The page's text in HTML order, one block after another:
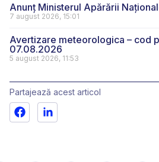
Anunț Ministerul Apărării
7 august 2026, 15:01
Avertizare meteorologica – cod
07.08.2026
5 august 2026, 11:53
Partajează acest articol